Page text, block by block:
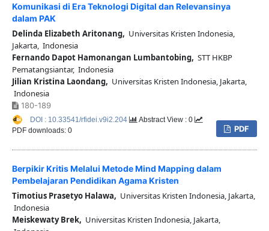
Komunikasi di Era Teknologi Digital dan Relevansinya
dalam PAK
Delinda Elizabeth Aritonang, Universitas Kristen Indonesia,
Jakarta, Indonesia
Fernando Dapot Hamonangan Lumbantobing, STT HKBP
Pematangsiantar, Indonesia
Jilian Kristina Laondang, Universitas Kristen Indonesia, Jakarta,
Indonesia
180-189
PDF
DOI : 10.33541/rfidei.v9i2.204
Abstract View : 0
PDF downloads: 0
Berpikir Kritis Melalui Metode Mind Mapping dalam
Pembelajaran Pendidikan Agama Kristen
Timotius Prasetyo Halawa, Universitas Kristen Indonesia, Jakarta,
Indonesia
Meiskewaty Brek, Universitas Kristen Indonesia, Jakarta,